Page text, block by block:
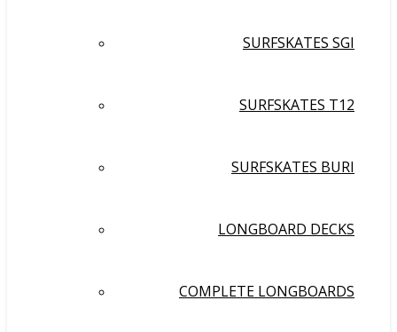
SURFSKATES SGI
SURFSKATES T12
SURFSKATES BURI
LONGBOARD DECKS
COMPLETE LONGBOARDS